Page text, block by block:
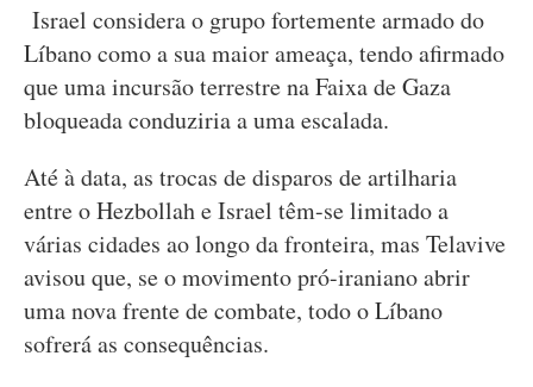
Israel considera o grupo fortemente armado do
Líbano como a sua maior ameaça, tendo afirmado
que uma incursão terrestre na Faixa de Gaza
bloqueada conduziria a uma escalada.
Até à data, as trocas de disparos de artilharia
entre o Hezbollah e Israel têm-se limitado a
várias cidades ao longo da fronteira, mas Telavive
avisou que, se o movimento pró-iraniano abrir
uma nova frente de combate, todo o Líbano
sofrerá as consequências.